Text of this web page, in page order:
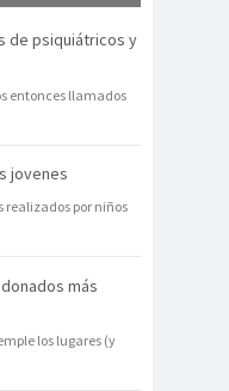
de psiquiátricos y
entonces llamados
jovenes
realizados por niños
más
los lugares (y